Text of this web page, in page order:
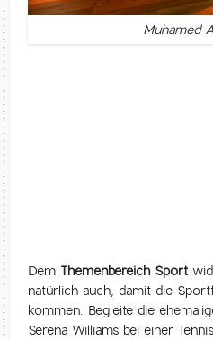
Muhamed
Dem Themenbereich Sport
natürlich auch, damit die
kommen. Begleite die
Serena Williams bei einer